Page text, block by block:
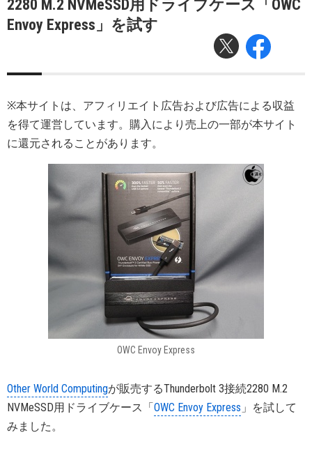
2280 M.2 NVMeSSD用ドライブケース「OWC
Envoy Express」を試す
※本サイトは、アフィリエイト広告および広告による収益
を得て運営しています。購入により売上の一部が本サイト
に還元されることがあります。
OWC Envoy Express
Other World Computingが販売するThunderbolt 3接続2280 M.2
NVMeSSD用ドライブケース「OWC Envoy Express 」を試して
みました。